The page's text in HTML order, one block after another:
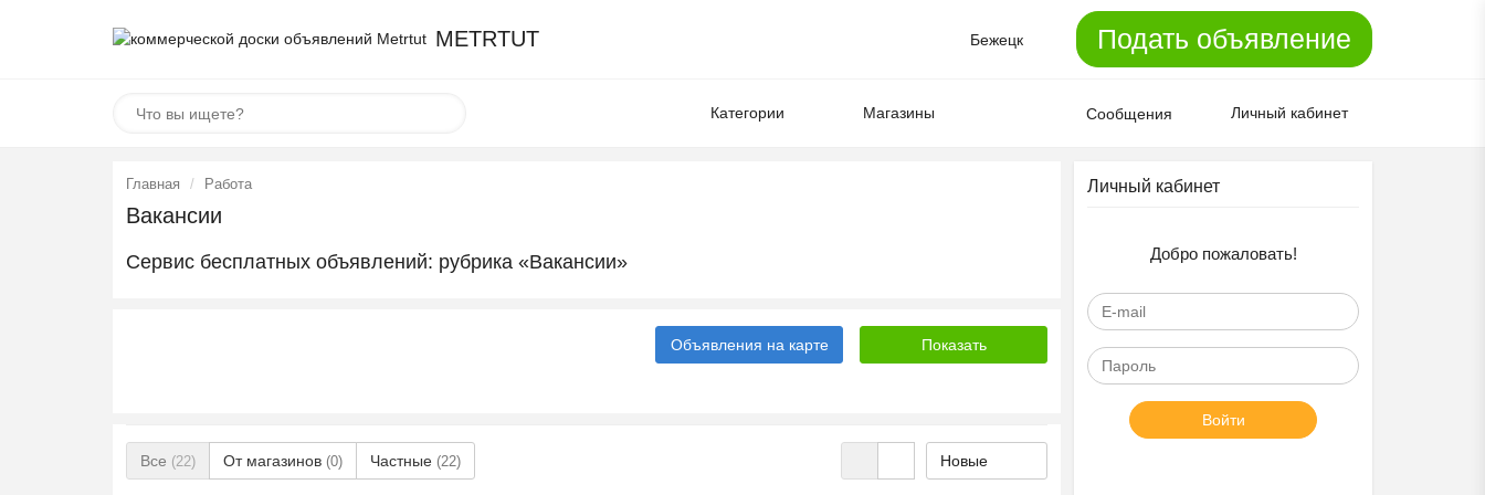
METRTUT Бежецк Подать объявление
Категории Магазины Сообщения Личный кабинет
Главная Работа
Вакансии
Сервис бесплатных объявлений: рубрика «Вакансии»
Объявления на карте
Все (22) От магазинов (0) Частные (22)
Личный кабинет
Добро пожаловать!
Войти